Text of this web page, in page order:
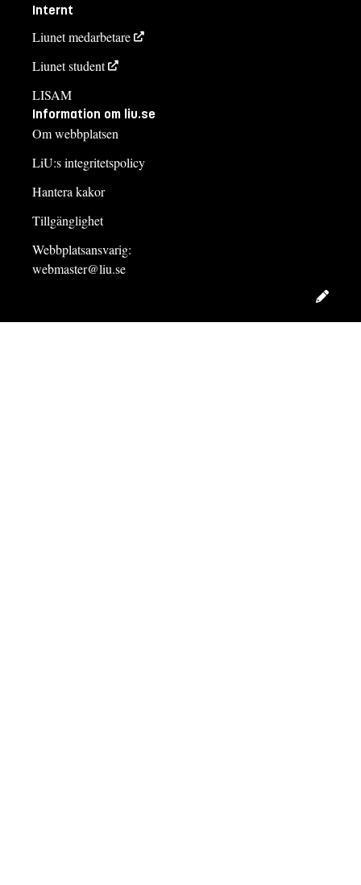
Internt
Liunet medarbetare
Liunet student
LISAM
Information om liu.se
Om webbplatsen
LiU:s integritetspolicy
Hantera kakor
Tillgänglighet
Webbplatsansvarig:
webmaster@liu.se